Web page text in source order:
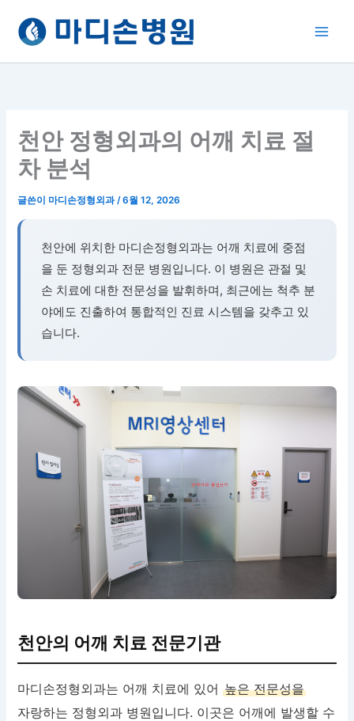
로
천안 정형외과의 어깨 치료 절
차 분석
글쓴이 마디손정형외과/6월 12, 2026
천안에 위치한 마디손정형외과는 어깨 치료에 중점
을 둔 정형외과 전문 병원입니다. 이 병원은 관절 및
손 치료에 대한 전문성을 발휘하며, 최근에는 척추 분
야에도 진출하여 통합적인 진료 시스템을 갖추고 있
습니다.
천안의 어깨 치료 전문기관
마디손정형외과는 어깨 치료에 있어높은 전문성을
자랑하는 정형외과 병원입니다. 이곳은 어깨에 발생할 수